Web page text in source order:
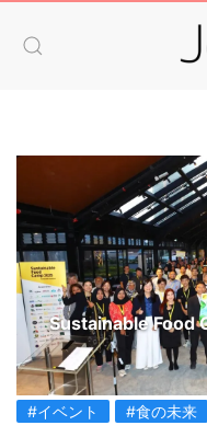
Sustainable Food
#イベント #食の未来